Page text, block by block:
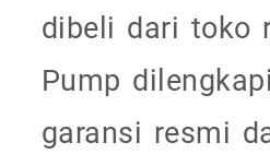
dibeli dari toko
Pump
garansi resmi